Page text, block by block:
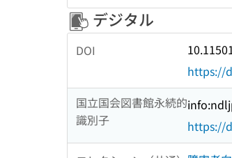
デジタル
DOI
https://
国立国会図書館永続的
識別子
https://